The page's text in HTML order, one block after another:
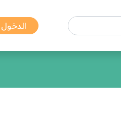
الدخول